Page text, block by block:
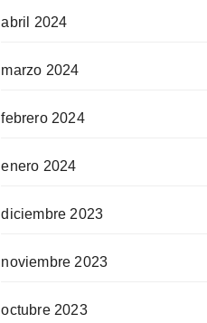
abril 2024
marzo 2024
febrero 2024
enero 2024
diciembre 2023
noviembre 2023
octubre 2023